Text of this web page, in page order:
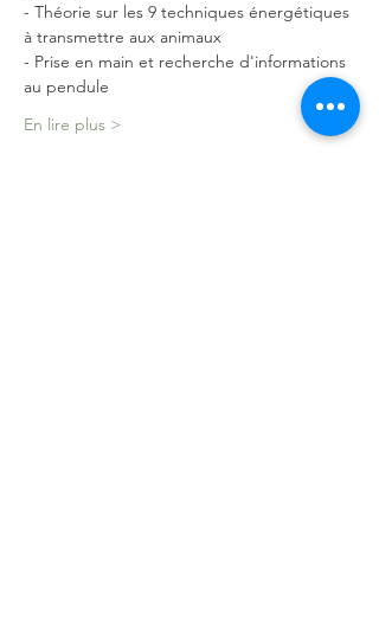
- Théorie sur les 9 techniques énergétiques
à transmettre aux animaux
- Prise en main et recherche d'informations
au pendule
En lire plus >